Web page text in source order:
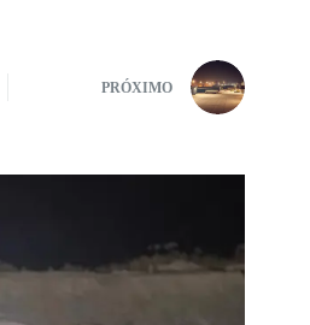
PRÓXIMO